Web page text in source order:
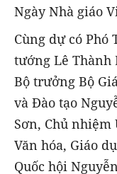
Ngày Nhà giáo
Cùng dự có Phó
tướng Lê Thành
Bộ trưởng Bộ
và Đào tạo
Sơn, Chủ nhiệm
Văn hóa, Giáo
Quốc hội